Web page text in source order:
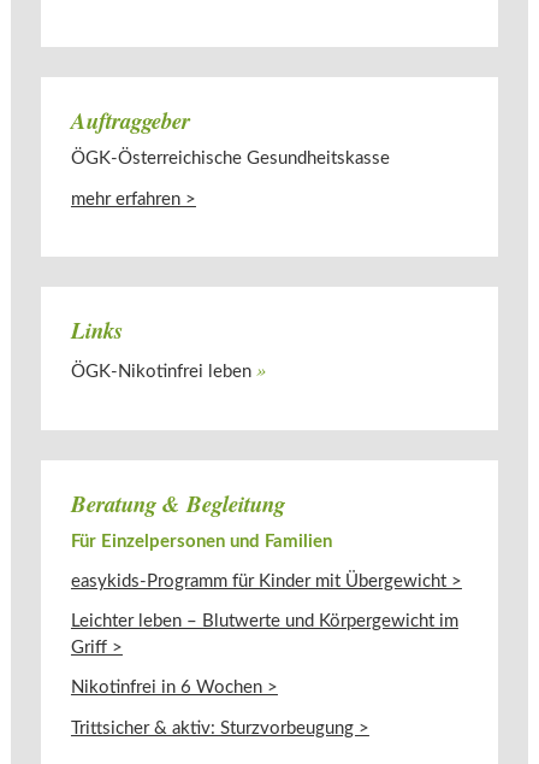
Auftraggeber
ÖGK-Österreichische Gesundheitskasse
mehr erfahren >
Links
ÖGK-Nikotinfrei leben
Beratung & Begleitung
Für Einzelpersonen und Familien
easykids-Programm für Kinder mit Übergewicht >
Leichter leben – Blutwerte und Körpergewicht im
Griff >
Nikotinfrei in 6 Wochen >
Trittsicher & aktiv: Sturzvorbeugung >